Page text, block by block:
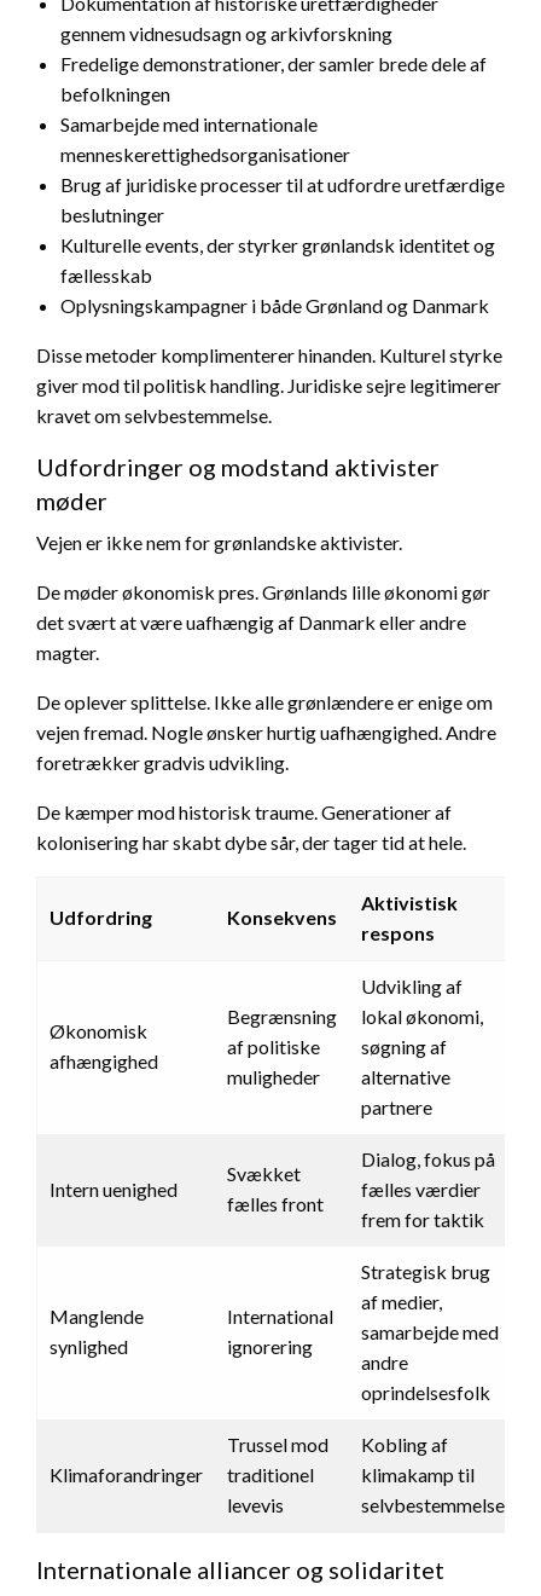
gennem vidnesudsagn og arkivforskning
Fredelige demonstrationer, der samler brede dele af
befolkningen
Samarbejde med internationale
menneskerettighedsorganisationer
Brug af juridiske processer til at udfordre uretfærdige
beslutninger
Kulturelle events, der styrker grønlandsk identitet og
fællesskab
Oplysningskampagner i både Grønland og Danmark
Disse metoder komplimenterer hinanden. Kulturel styrke
giver mod til politisk handling. Juridiske sejre legitimerer
kravet om selvbestemmelse.
Udfordringer og modstand aktivister
møder
Vejen er ikke nem for grønlandske aktivister.
De møder økonomisk pres. Grønlands lille økonomi gør
det svært at være uafhængig af Danmark eller andre
magter.
De oplever splittelse. Ikke alle grønlændere er enige om
vejen fremad. Nogle ønsker hurtig uafhængighed. Andre
foretrækker gradvis udvikling.
De kæmper mod historisk traume. Generationer af
kolonisering har skabt dybe sår, der tager tid at hele.
Udfordring Konsekvens
Aktivistisk
respons
Økonomisk
afhængighed
Begrænsning
af politiske
muligheder
Udvikling af
lokal økonomi,
søgning af
alternative
partnere
Intern uenighed
Svækket
fælles front
Dialog, fokus på
fælles værdier
frem for taktik
Manglende
synlighed
International
ignorering
Strategisk brug
af medier,
samarbejde med
andre
oprindelsesfolk
Klimaforandringer
Trussel mod
traditionel
levevis
Kobling af
klimakamp til
selvbestemmelse
Internationale alliancer og solidaritet